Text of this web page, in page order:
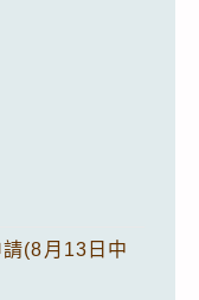
(8月13日中